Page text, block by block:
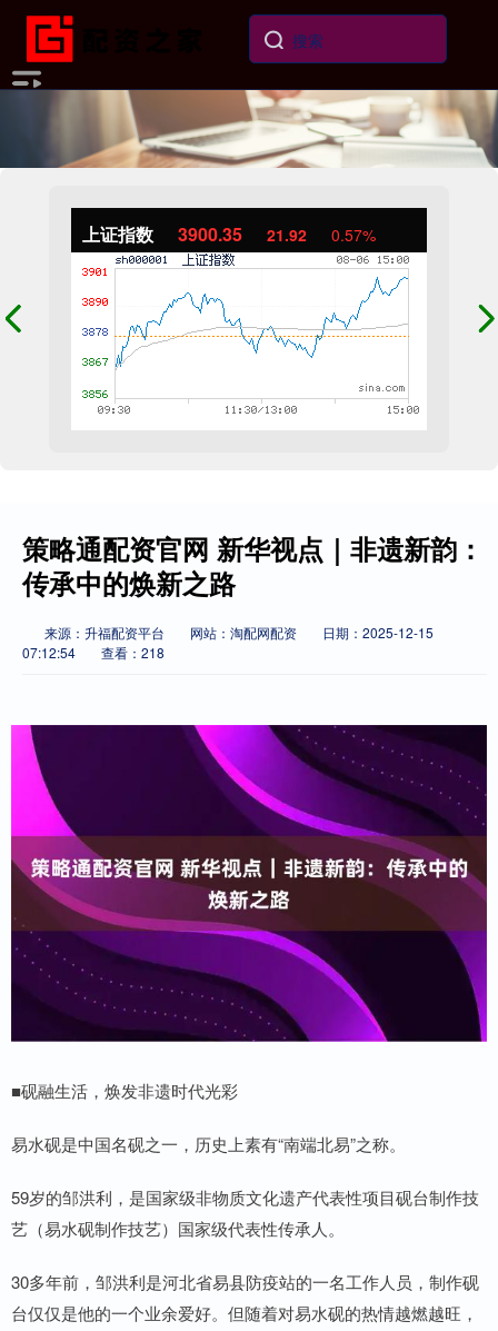
上证指数 3900.35 21.92 0.57%
策略通配资官网 新华视点｜非遗新韵：
传承中的焕新之路
来源：升福配资平台 网站：淘配网配资
日期：2025-12-15
07:12:54
查看：218
■砚融生活，焕发非遗时代光彩
易水砚是中国名砚之一，历史上素有“南端北易”之称。
59岁的邹洪利，是国家级非物质文化遗产代表性项目砚台制作技
艺（易水砚制作技艺）国家级代表性传承人。
30多年前，邹洪利是河北省易县防疫站的一名工作人员，制作砚
台仅仅是他的一个业余爱好。但随着对易水砚的热情越燃越旺，